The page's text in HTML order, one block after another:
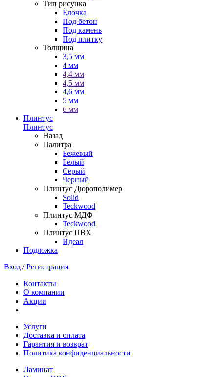
Тип рисунка
Ёлочка
Под бетон
Под камень
Под плитку
Толщина
3,5 мм
4 мм
4,4 мм
4,5 мм
4,6 мм
5 мм
6 мм
Плинтус
Плинтус
Назад
Палитра
Бежевый
Белый
Серый
Черный
Плинтус Дюрополимер
Solid
Teckwood
Плинтус МДФ
Teckwood
Плинтус ПВХ
Идеал
Подложка
Вход /Регистрация
Контакты
О компании
Акции
Услуги
Доставка и оплата
Гарантия и возврат
Политика конфиденциальности
Ламинат